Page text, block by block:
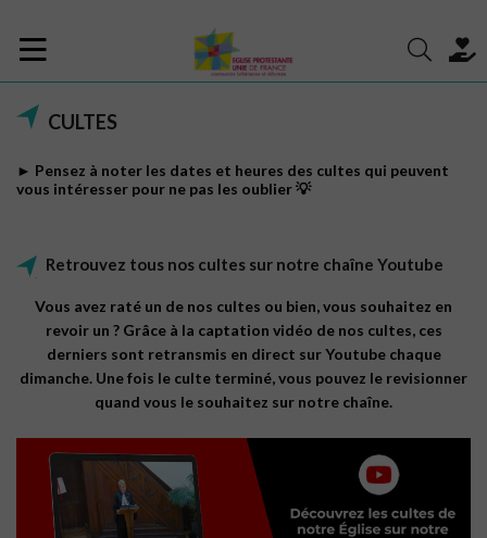
CULTES
► Pensez à noter les dates et heures des cultes qui peuvent
vous intéresser pour ne pas les oublier 💡
Retrouvez tous nos cultes sur notre chaîne Youtube
Vous avez raté un de nos cultes ou bien, vous souhaitez en
revoir un ? Grâce à la captation vidéo de nos cultes, ces
derniers sont retransmis en direct sur Youtube chaque
dimanche. Une fois le culte terminé, vous pouvez le revisionner
quand vous le souhaitez sur notre chaîne.